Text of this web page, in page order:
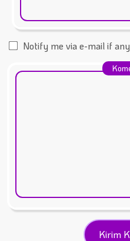
Notify me via e-mail if